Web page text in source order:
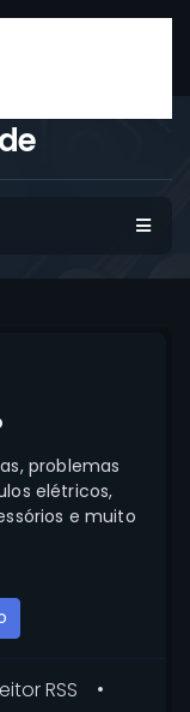
problemas
elétricos,
e muito
RSS
•